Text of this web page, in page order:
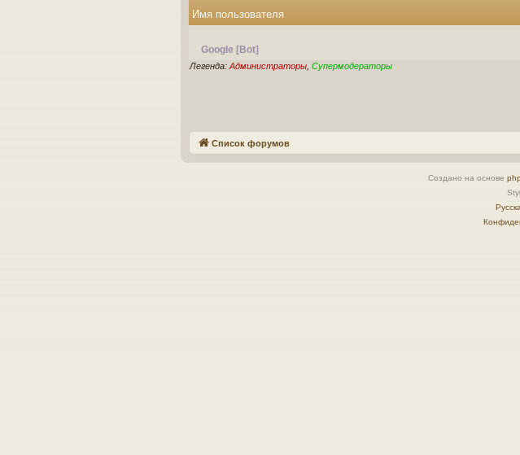
Имя пользователя
Google [Bot]
Легенда:Администраторы, Супермодераторы
Список форумов
Создано на основе